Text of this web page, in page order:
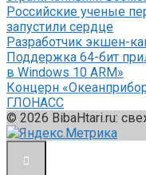
Российские ученые
запустили сердце
Разработчик экшен-
Поддержка 64-бит
в Windows 10 ARM»
Концерн
ГЛОНАСС
© 2026 BibaHtari.ru: